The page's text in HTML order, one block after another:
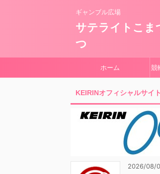
ギャンブル広場
サテライトこま
つ
ホーム 競
KEIRINオフィシャルサイト
2026/08/